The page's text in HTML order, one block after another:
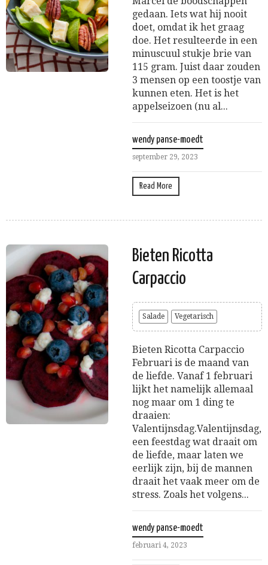
gedaan. Iets wat hij nooit
doet, omdat ik het graag
doe. Het resulteerde in een
minuscuul stukje brie van
115 gram. Juist daar zouden
3 mensen op een toostje van
kunnen eten. Het is het
appelseizoen (nu al...
wendy panse-moedt
september 29, 2023
Read More
Bieten Ricotta
Carpaccio
Salade Vegetarisch
Bieten Ricotta Carpaccio
Februari is de maand van
de liefde. Vanaf 1 februari
lijkt het namelijk allemaal
nog maar om 1 ding te
draaien:
Valentijnsdag.Valentijnsdag,
een feestdag wat draait om
de liefde, maar laten we
eerlijk zijn, bij de mannen
draait het vaak meer om de
stress. Zoals het volgens...
wendy panse-moedt
februari 4, 2023